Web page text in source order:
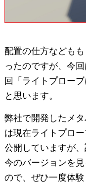
配置の仕方なども
ったのですが、今
回「ライトプロー
と思います。
弊社で開発したメタ
は現在ライトプロ
公開していますが、
今のバージョンを
ので、ぜひ一度体験